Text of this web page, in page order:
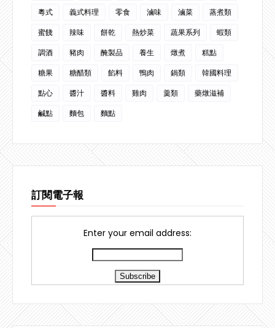
粵式
義式料理 零食 滷味 滷菜
蒸煮類
蜜餞
辣味 餅乾 熱炒菜 蔬果系列
蝦類
調酒
豬肉 醃製品 養生 燉煮
糕點
糖果
糖醋類 餡料 鴨肉 鍋類
韓國料理
點心
醬汁 醬料 雞肉 羹類
藥燉滋補
鹹點
麵包 麵點
訂閱電子報
Enter your email address: